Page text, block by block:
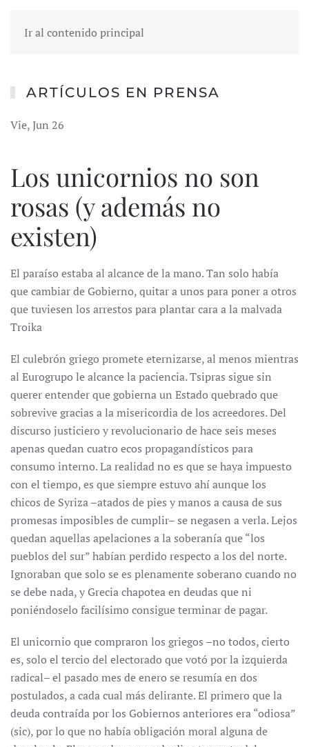
Ir al contenido principal
ARTÍCULOS EN PRENSA
Vie, Jun 26
Los unicornios no son
rosas (y además no
existen)
El paraíso estaba al alcance de la mano. Tan solo había
que cambiar de Gobierno, quitar a unos para poner a otros
que tuviesen los arrestos para plantar cara a la malvada
Troika
El culebrón griego promete eternizarse, al menos mientras
al Eurogrupo le alcance la paciencia. Tsipras sigue sin
querer entender que gobierna un Estado quebrado que
sobrevive gracias a la misericordia de los acreedores. Del
discurso justiciero y revolucionario de hace seis meses
apenas quedan cuatro ecos propagandísticos para
consumo interno. La realidad no es que se haya impuesto
con el tiempo, es que siempre estuvo ahí aunque los
chicos de Syriza –atados de pies y manos a causa de sus
promesas imposibles de cumplir– se negasen a verla. Lejos
quedan aquellas apelaciones a la soberanía que “los
pueblos del sur” habían perdido respecto a los del norte.
Ignoraban que solo se es plenamente soberano cuando no
se debe nada, y Grecia chapotea en deudas que ni
poniéndoselo facilísimo consigue terminar de pagar.
El unicornio que compraron los griegos –no todos, cierto
es, solo el tercio del electorado que votó por la izquierda
radical– el pasado mes de enero se resumía en dos
postulados, a cada cual más delirante. El primero que la
deuda contraída por los Gobiernos anteriores era “odiosa”
(sic), por lo que no había obligación moral alguna de